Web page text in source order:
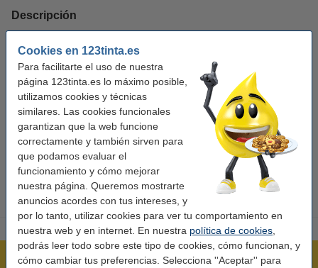
Cookies en 123tinta.es
Para facilitarte el uso de nuestra
página 123tinta.es lo máximo posible,
utilizamos cookies y técnicas
similares. Las cookies funcionales
garantizan que la web funcione
correctamente y también sirven para
que podamos evaluar el
funcionamiento y cómo mejorar
nuestra página. Queremos mostrarte
anuncios acordes con tus intereses, y
por lo tanto, utilizar cookies para ver tu comportamiento en
nuestra web y en internet. En nuestra política de cookies
podrás leer todo sobre este tipo de cookies, cómo funcionan, y
cómo cambiar tus preferencias. Selecciona ''Aceptar'' para
Descripción
del modelo 604XL, válido para aproximadamente 10 ciclos de limpieza.
Naturalmente, desea disfrutar de su impresora el mayor tiempo posible, por
lo que es importante limpiarla periódicamente. Un cartucho de limpieza evita
que se obstruyan los inyectores del cabezal de impresión y, en muchos
casos, proporciona una mejora inmediata y visible en la calidad de
impresión.
Explicación del cartucho de limpieza
Rápido y sencillo